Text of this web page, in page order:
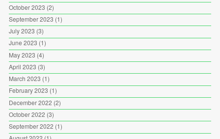
October 2023 (2)
September 2023 (1)
July 2023 (3)
June 2023 (1)
May 2023 (4)
April 2023 (3)
March 2023 (1)
February 2023 (1)
December 2022 (2)
October 2022 (3)
September 2022 (1)